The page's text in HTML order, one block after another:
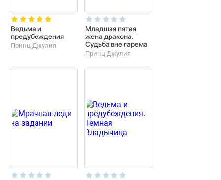
Ведьма и
предубеждения
Принц Джулия
Младшая пятая
жена дракона.
Судьба вне гарема
Принц Джулия